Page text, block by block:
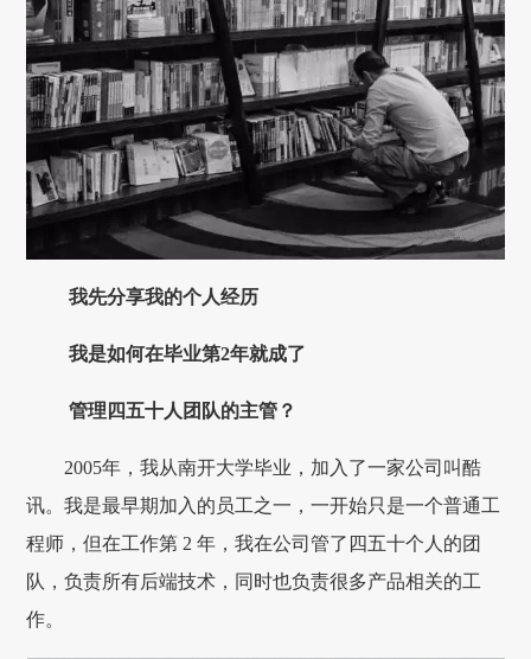
我先分享我的个人经历
我是如何在毕业第2年就成了
管理四五十人团队的主管？
2005年，我从南开大学毕业，加入了一家公司叫酷
讯。我是最早期加入的员工之一，一开始只是一个普通工
程师，但在工作第 2 年，我在公司管了四五十个人的团
队，负责所有后端技术，同时也负责很多产品相关的工
作。